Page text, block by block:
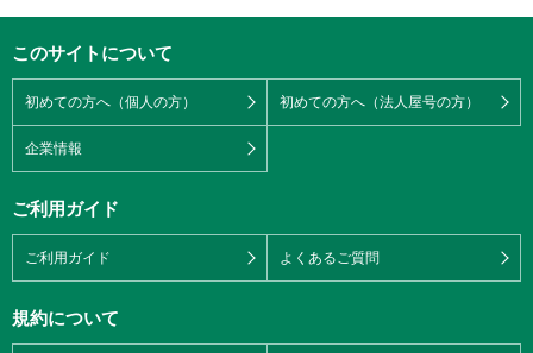
このサイトについて
初めての方へ（個人の方） 初めての方へ（法人屋号の方）
企業情報
ご利用ガイド
ご利用ガイド よくあるご質問
規約について